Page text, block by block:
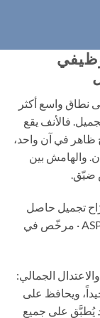
نطاق واسع أكثر
فالأنف يقع
ظاهر في آن واحد،
والهامش بين
ضيّق.
تجميل حاصل
على البورد الأوروبي والتركي · عضو ISAPS و ASPS · مرخّص في
الجمالي:
ويحافظ على
يُطبَّق على جميع